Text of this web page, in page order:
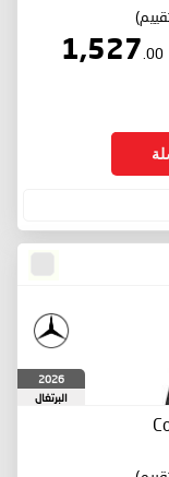
1,527
.00
2026
البرتغال